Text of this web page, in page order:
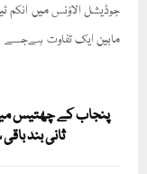
جوڈیشل الاؤنس میں
مابین ایک تفاوت ہےجسے
پنجاب کے چھتیس
ثانی بند